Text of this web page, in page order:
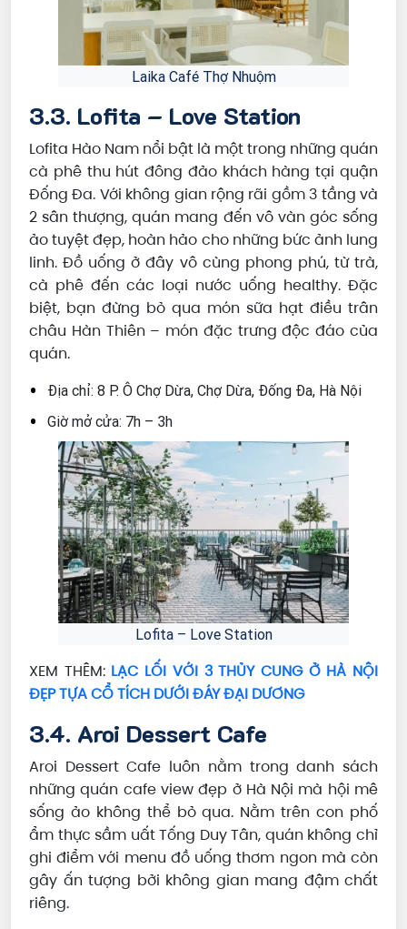
Laika Café Thợ Nhuộm
3.3. Lofita – Love Station
Lofita Hào Nam nổi bật là một trong những quán
cà phê thu hút đông đảo khách hàng tại quận
Đống Đa. Với không gian rộng rãi gồm 3 tầng và
2 sân thượng, quán mang đến vô vàn góc sống
ảo tuyệt đẹp, hoàn hảo cho những bức ảnh lung
linh. Đồ uống ở đây vô cùng phong phú, từ trà,
cà phê đến các loại nước uống healthy. Đặc
biệt, bạn đừng bỏ qua món sữa hạt điều trân
châu Hàn Thiên – món đặc trưng độc đáo của
quán.
Địa chỉ: 8 P. Ô Chợ Dừa, Chợ Dừa, Đống Đa, Hà Nội
Giờ mở cửa: 7h – 3h
Lofita – Love Station
XEM THÊM: LẠC LỐI VỚI 3 THỦY CUNG Ở HÀ NỘI
ĐẸP TỰA CỔ TÍCH DƯỚI ĐÁY ĐẠI DƯƠNG
3.4. Aroi Dessert Cafe
Aroi Dessert Cafe luôn nằm trong danh sách
những quán cafe view đẹp ở Hà Nội mà hội mê
sống ảo không thể bỏ qua. Nằm trên con phố
ẩm thực sầm uất Tống Duy Tân, quán không chỉ
ghi điểm với menu đồ uống thơm ngon mà còn
gây ấn tượng bởi không gian mang đậm chất
riêng.